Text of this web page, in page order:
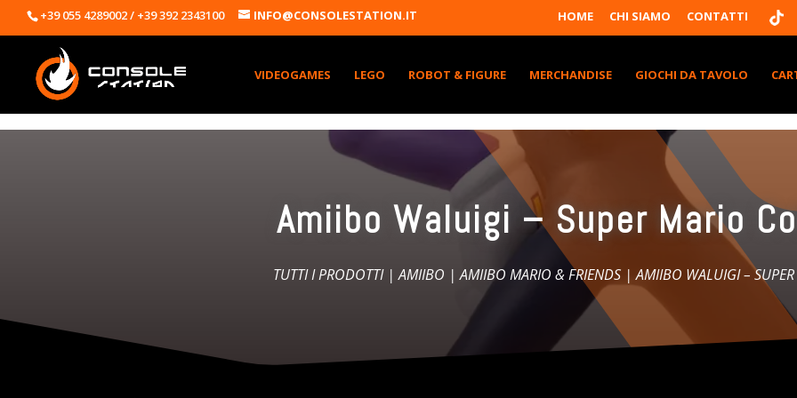
+39 055 4289002 / +39 392 2343100 INFO@CONSOLESTATION.IT HOME CHI SIAMO CONTATTI
K
K
VIDEOGAMES LEGO ROBOT & FIGURE MERCHANDISE GIOCHI DA TAVOLO
Amiibo Waluigi – Super Mario
TUTTI I PRODOTTI|AMIIBO |AMIIBO MARIO & FRIENDS | AMIIBO WALUIGI –